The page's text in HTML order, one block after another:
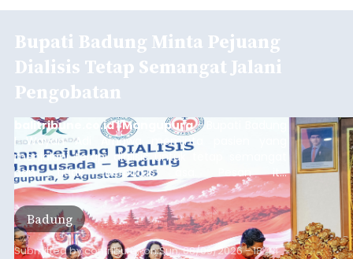
Bupati Badung Minta Pejuang
Dialisis Tetap Semangat Jalani
Pengobatan
balitribune.co.id | Mangupura- Bupati Badung
I Wayan Adi Arnawa meminta pasien yang
menjalani terapi dialisis untuk tetap semangat
dan tidak berputus asa. Pesan itu
disampaikannya saat menghadiri Sarasehan
Pejuang Dialisis yang digelar RSD Mangusada di
Ruang Kertha Gosana, Puspem Badung, Minggu
(9/8/2026).
Badung
Submitted bycontributoronSun, 08/09/2026 - 18:44